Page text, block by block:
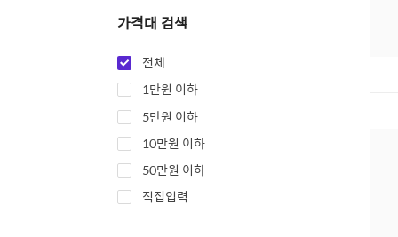
가격대 검색
전체
1만원 이하
5만원 이하
10만원 이하
50만원 이하
직접입력